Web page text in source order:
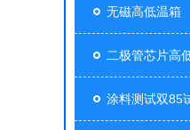
无磁高低温箱
二极管芯片高
涂料测试双85